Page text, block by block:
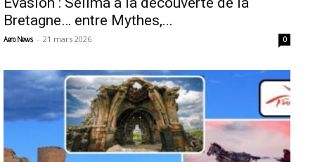
Bretagne… entre Mythes,...
Aero News - 21 mars 2026 0